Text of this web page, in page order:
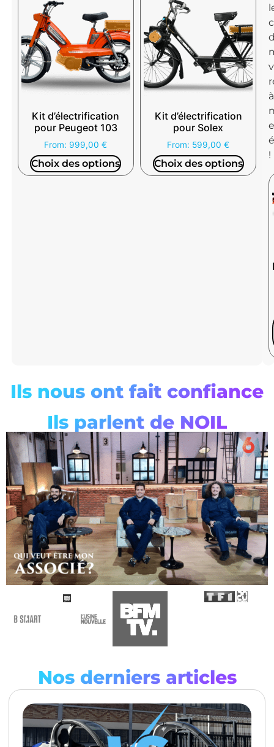
Kit d’électrification
pour Peugeot 103
From: 999,00€
Choix des options
Kit d’électrification
pour Solex
From: 599,00€
Choix des options
à
!
Ils nous ont fait confiance
Ils parlent de NOIL
Nos derniers articles